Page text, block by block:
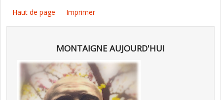
Haut de page Imprimer
MONTAIGNE AUJOURD'HUI